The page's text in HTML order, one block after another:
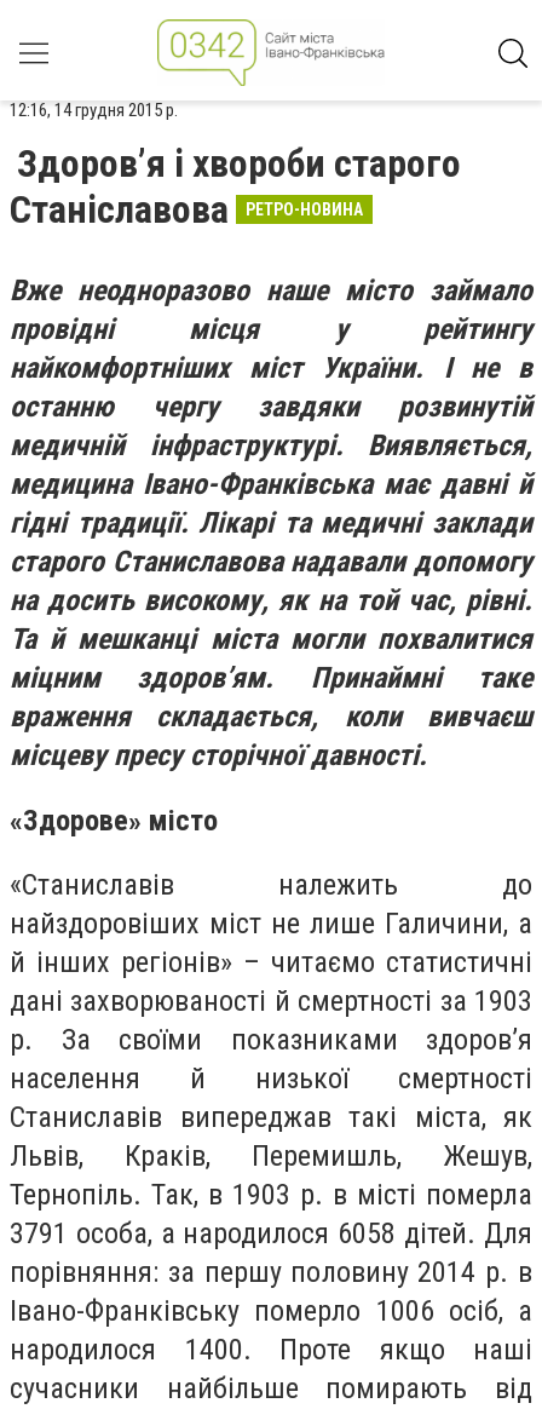
12:16, 14 грудня 2015 р.
Здоров’я і хвороби старого
Станіславова
РЕТРО-НОВИНА
Вже неодноразово наше місто займало
провідні місця у рейтингу
найкомфортніших міст України. І не в
останню чергу завдяки розвинутій
медичній інфраструктурі. Виявляється,
медицина Івано-Франківська має давні й
гідні традиції. Лікарі та медичні заклади
старого Станиславова надавали допомогу
на досить високому, як на той час, рівні.
Та й мешканці міста могли похвалитися
міцним здоров’ям. Принаймні таке
враження складається, коли вивчаєш
місцеву пресу сторічної давності.
«Здорове» місто
«Станиславів належить до
найздоровіших міст не лише Галичини, а
й інших регіонів» – читаємо статистичні
дані захворюваності й смертності за 1903
р. За своїми показниками здоров’я
населення й низької смертності
Станиславів випереджав такі міста, як
Львів, Краків, Перемишль, Жешув,
Тернопіль. Так, в 1903 р. в місті померла
3791 особа, а народилося 6058 дітей. Для
порівняння: за першу половину 2014 р. в
Івано-Франківську померло 1006 осіб, а
народилося 1400. Проте якщо наші
сучасники найбільше помирають від